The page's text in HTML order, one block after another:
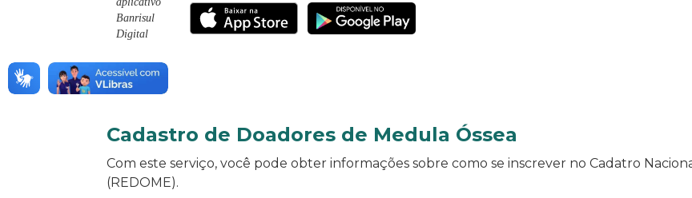
Cadastro de Doadores de Medula Óssea
Com este serviço, você pode obter informações sobre como se inscrever no Cadatro
(REDOME).